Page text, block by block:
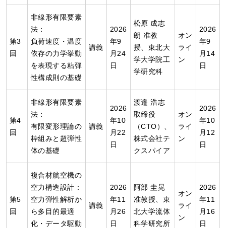
第3
回
非線形有限要素
法：
負荷速度・温度
依存の力学挙動
を表現する粘弾
性構成則の基礎
講義
2026
年9
月24
日
松原 成志
朗 准教
授、東北大
学大学院工
学研究科
オン
ライ
ン
2026
年9
月14
日
第4
回
非線形有限要素
法：
有限変形理論の
枠組みと超弾性
体の基礎
講義
2026
年10
月22
日
渡邉 浩志
取締役
（CTO）、
株式会社テ
クスパイア
オン
ライ
ン
2026
年10
月12
日
第5
回
複合材航空機の
空力構造設計：
空力弾性解析か
ら多目的最適
化・データ駆動
講義
2026
年11
月26
日
阿部 圭晃
准教授、東
北大学流体
科学研究所
オン
ライ
ン
2026
年11
月16
日